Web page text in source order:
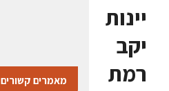
יינות
יקב
רמת
מאמרים קשורים